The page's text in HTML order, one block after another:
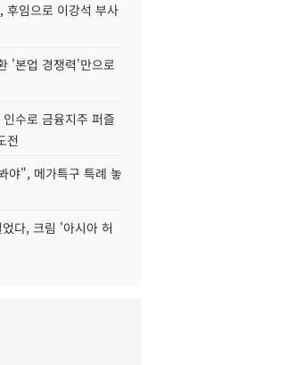
후임으로 이강석 부사
'본업 경쟁력'만으로
수로 금융지주 퍼즐
전
야", 메가특구 특례 놓
다, 크림 '아시아 허